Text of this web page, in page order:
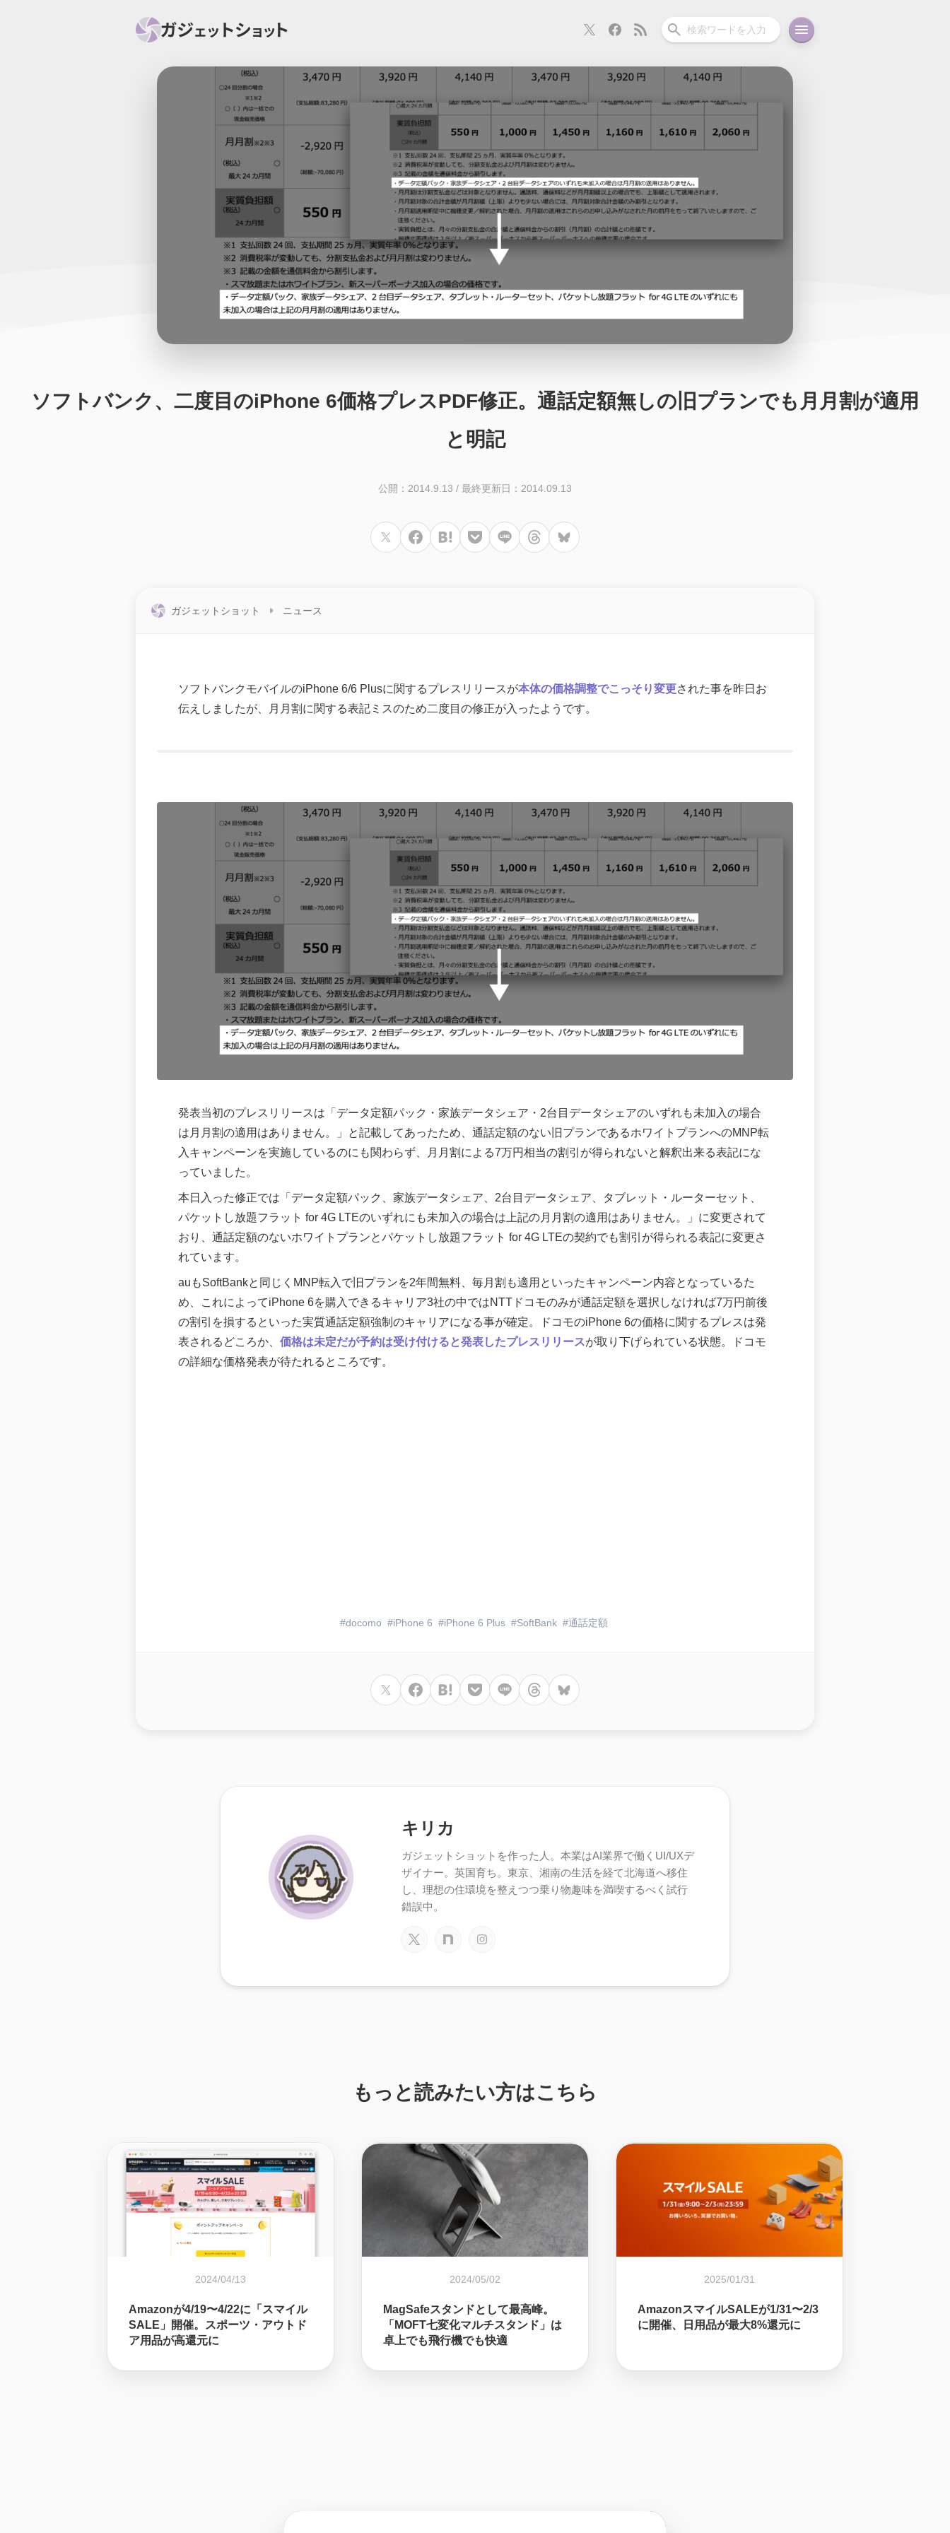
スマホ ウェアラブル スマートホーム 車・バイク オーディオ 充電関連
スマートホーム カメラ 回線 iPhone iPad
オーディオ 周辺機器
ソフトバンク、二度目のiPhone 6価格プレスPDF修正。通話定額無しの旧プランでも月月割が適用
と明記
公開：2014.9.13 / 最終更新日：2014.09.13
ガジェットショット ニュース
ソフトバンクモバイルのiPhone 6/6 Plusに関するプレスリリースが本体の価格調整でこっそり変更された事を昨日お
伝えしましたが、月月割に関する表記ミスのため二度目の修正が入ったようです。
発表当初のプレスリリースは「データ定額パック・家族データシェア・2台目データシェアのいずれも未加入の場合
は月月割の適用はありません。」と記載してあったため、通話定額のない旧プランであるホワイトプランへのMNP転
入キャンペーンを実施しているのにも関わらず、月月割による7万円相当の割引が得られないと解釈出来る表記にな
っていました。
本日入った修正では「データ定額パック、家族データシェア、2台目データシェア、タブレット・ルーターセット、
パケットし放題フラット for 4G LTEのいずれにも未加入の場合は上記の月月割の適用はありません。」に変更されて
おり、通話定額のないホワイトプランとパケットし放題フラット for 4G LTEの契約でも割引が得られる表記に変更さ
れています。
auもSoftBankと同じくMNP転入で旧プランを2年間無料、毎月割も適用といったキャンペーン内容となっているた
め、これによってiPhone 6を購入できるキャリア3社の中ではNTTドコモのみが通話定額を選択しなければ7万円前後
の割引を損するといった実質通話定額強制のキャリアになる事が確定。ドコモのiPhone 6の価格に関するプレスは発
表されるどころか、 価格は未定だが予約は受け付けると発表したプレスリリースが取り下げられている状態。ドコモ
の詳細な価格発表が待たれるところです。
docomo iPhone 6 iPhone 6 Plus SoftBank 通話定額
キリカ
ガジェットショットを作った人。本業はAI業界で働くUI/UXデ
ザイナー。英国育ち。東京、湘南の生活を経て北海道へ移住
し、理想の住環境を整えつつ乗り物趣味を満喫するべく試行
錯誤中。
もっと読みたい方はこちら
2024/04/13
Amazonが4/19〜4/22に「スマイル
SALE」開催。スポーツ・アウトド
ア用品が高還元に
2024/05/02
MagSafeスタンドとして最高峰。
「MOFT七変化マルチスタンド」は
卓上でも飛行機でも快適
2025/01/31
AmazonスマイルSALEが1/31〜2/3
に開催、日用品が最大8%還元に